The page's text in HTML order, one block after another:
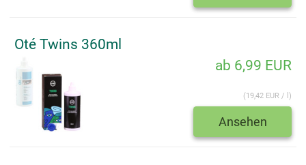
Oté Twins 360ml
ab 6,99 EUR
(19,42 EUR / l)
Ansehen